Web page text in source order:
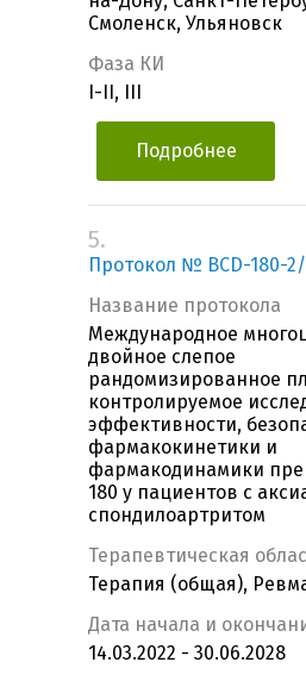
Смоленск, Ульяновск
Фаза КИ
I-II, III
Подробнее
5.
Протокол № BCD-180-2/
Название протокола
Международное
двойное слепое
рандомизированное
контролируемое
эффективности,
фармакокинетики и
фармакодинамики
180 у пациентов с
спондилоартритом
Терапевтическая
Терапия (общая),
Дата начала и
14.03.2022 - 30.06.2028